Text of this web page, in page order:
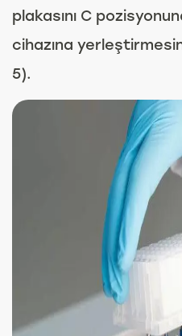
plakasını C
cihazına
5).